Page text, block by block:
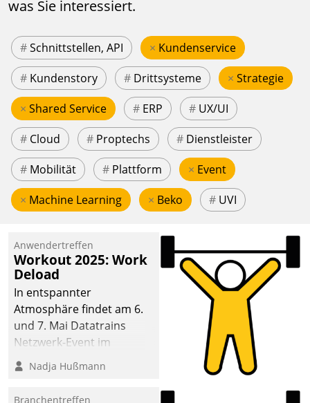
was Sie interessiert.
#Schnittstellen, API × Kundenservice
# Kundenstory # Drittsysteme × Strategie
× Shared Service # ERP # UX/UI
# Cloud # Proptechs # Dienstleister
# Mobilität # Plattform × Event
× Machine Learning × Beko # UVI
Anwendertreffen
Workout 2025: Work
Deload
In entspannter
Atmosphäre findet am 6.
und 7. Mai Datatrains
Netzwerk-Event im
Kunden- und Partnerkreis
statt. Zentrale Frage: Wie
Nadja Hußmann
Branchentreffen